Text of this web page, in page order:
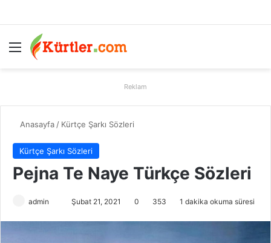
Menü
Reklam
Anasayfa / Kürtçe Şarkı Sözleri
Kürtçe Şarkı Sözleri
Pejna Te Naye Türkçe Sözleri
admin Şubat 21, 2021 0 353 1 dakika okuma süresi